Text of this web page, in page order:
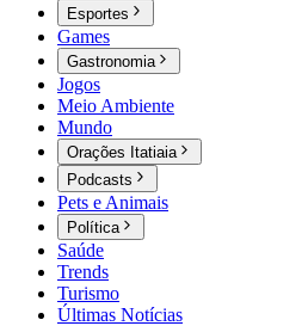
Esportes
Games
Gastronomia
Jogos
Meio Ambiente
Mundo
Orações Itatiaia
Podcasts
Pets e Animais
Política
Saúde
Trends
Turismo
Últimas Notícias